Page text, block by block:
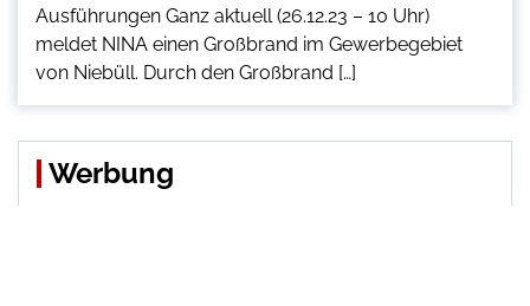
Ausführungen Ganz aktuell (26.12.23 – 10 Uhr)
meldet NINA einen Großbrand im Gewerbegebiet
von Niebüll. Durch den Großbrand […]
Werbung